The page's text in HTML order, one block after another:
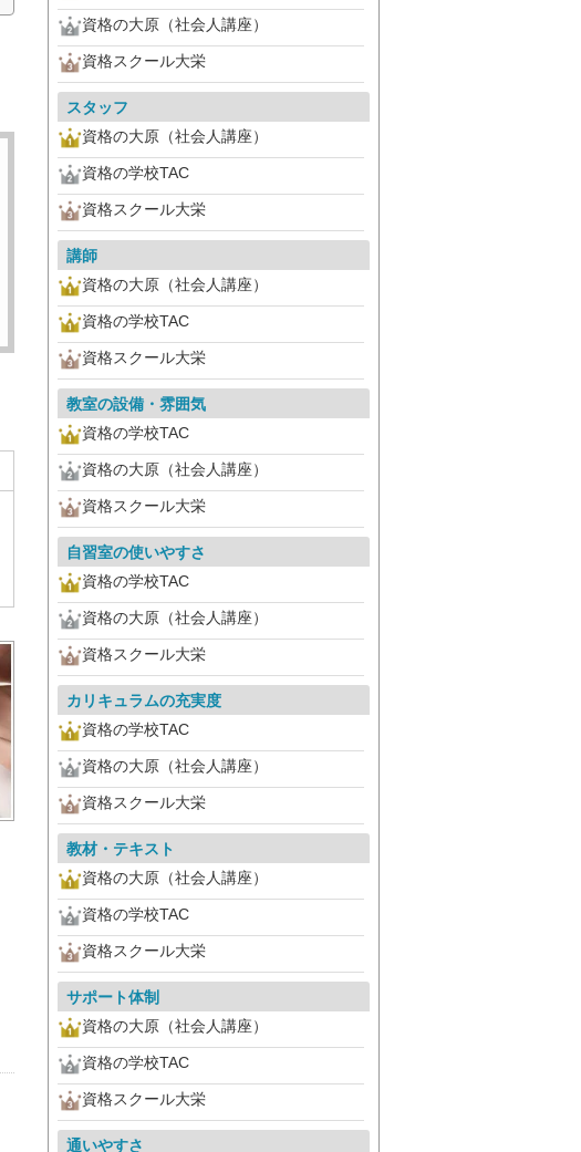
資格の大原（社会人講座）
資格スクール大栄
スタッフ
資格の大原（社会人講座）
資格の学校TAC
資格スクール大栄
講師
資格の大原（社会人講座）
資格の学校TAC
資格スクール大栄
教室の設備・雰囲気
資格の学校TAC
資格の大原（社会人講座）
資格スクール大栄
自習室の使いやすさ
資格の学校TAC
資格の大原（社会人講座）
資格スクール大栄
カリキュラムの充実度
資格の学校TAC
資格の大原（社会人講座）
資格スクール大栄
教材・テキスト
資格の大原（社会人講座）
資格の学校TAC
資格スクール大栄
サポート体制
資格の大原（社会人講座）
資格の学校TAC
資格スクール大栄
通いやすさ